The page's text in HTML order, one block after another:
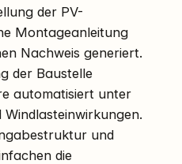
der PV-
Montageanleitung
Nachweis generiert.
der Baustelle
automatisiert unter
und
die